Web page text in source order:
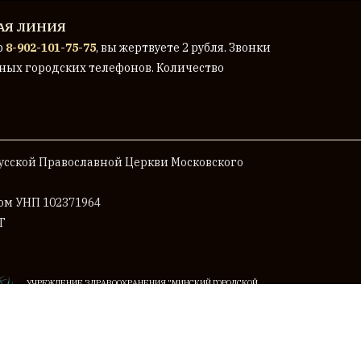
ЛИНИЯ
8-902-101-75-75, вы жертвуете 2 рубля. Звонки
городских телефонов. Количество
Православной Церкви Московского
УНП 102371964
УЧРЕЖДЕНИЕ ЗДРАВООХРАНЕНИЯ "МИНСКИЙ ГОРОДСКОЙ